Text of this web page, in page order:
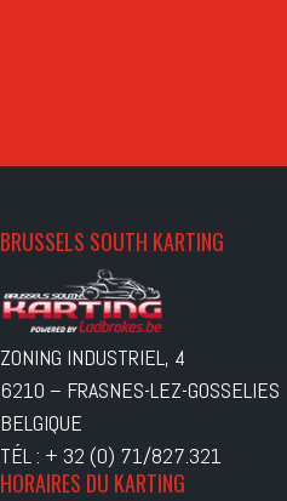
BRUSSELS SOUTH KARTING
ZONING INDUSTRIEL, 4
6210 – FRASNES-LEZ-GOSSELIES
BELGIQUE
TÉL : + 32 (0) 71/827.321
HORAIRES DU KARTING